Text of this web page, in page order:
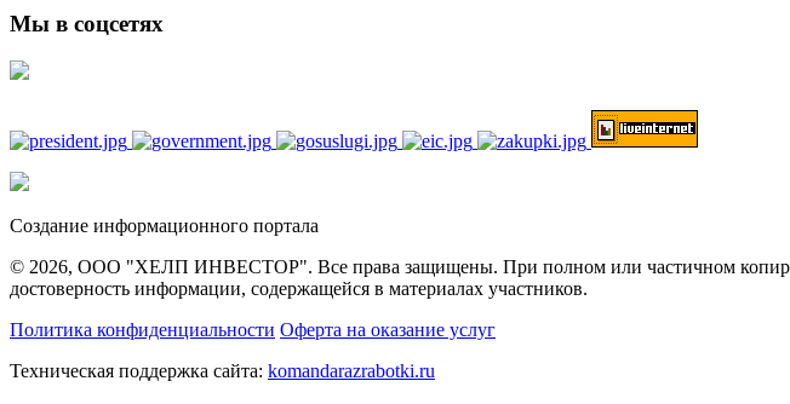
Мы в соцсетях
Создание информационного портала
© 2026, ООО "ХЕЛП ИНВЕСТОР". Все права защищены. При полном или частичном
достоверность информации, содержащейся в материалах участников.
Политика конфиденциальности Оферта на оказание услуг
Техническая поддержка сайта: komandarazrabotki.ru